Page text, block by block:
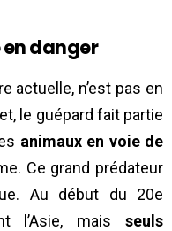
en danger
actuelle, n’est pas en
le guépard fait partie
animaux en voie de
Ce grand prédateur
Au début du 20e
l’Asie, mais seuls